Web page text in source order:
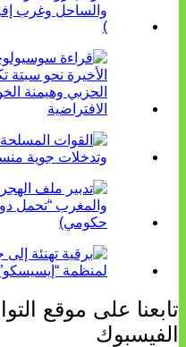
تابعنا على موقع
الفيسبوك